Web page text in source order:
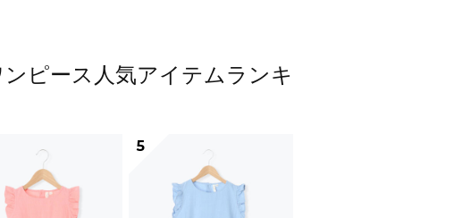
ピース人気アイテムランキ
5